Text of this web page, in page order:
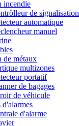
incendie
de signalisation
automatique
manuel
de métaux
multizones
portatif
de bagages
de véhicule
d'alarmes
d'alarme